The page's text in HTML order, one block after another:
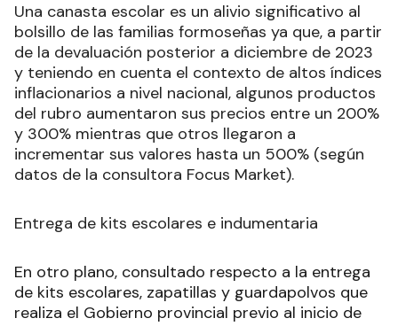
Una canasta escolar es un alivio significativo al
bolsillo de las familias formoseñas ya que, a partir
de la devaluación posterior a diciembre de 2023
y teniendo en cuenta el contexto de altos índices
inflacionarios a nivel nacional, algunos productos
del rubro aumentaron sus precios entre un 200%
y 300% mientras que otros llegaron a
incrementar sus valores hasta un 500% (según
datos de la consultora Focus Market).
Entrega de kits escolares e indumentaria
En otro plano, consultado respecto a la entrega
de kits escolares, zapatillas y guardapolvos que
realiza el Gobierno provincial previo al inicio de